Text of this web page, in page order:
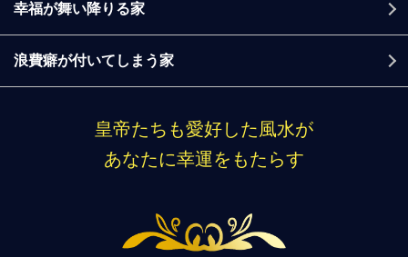
幸福が舞い降りる家
浪費癖が付いてしまう家
皇帝たちも愛好した風水が
あなたに幸運をもたらす